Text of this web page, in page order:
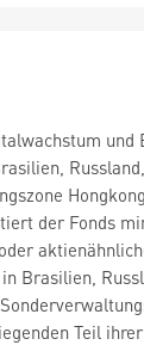
und
der Fonds
Brasilien,
Teil ihrer